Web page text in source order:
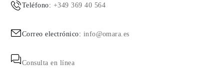
Teléfono: +349 369 40 564
Correo electrónico: info@omara.es
Consulta en línea